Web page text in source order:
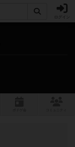
ログイン